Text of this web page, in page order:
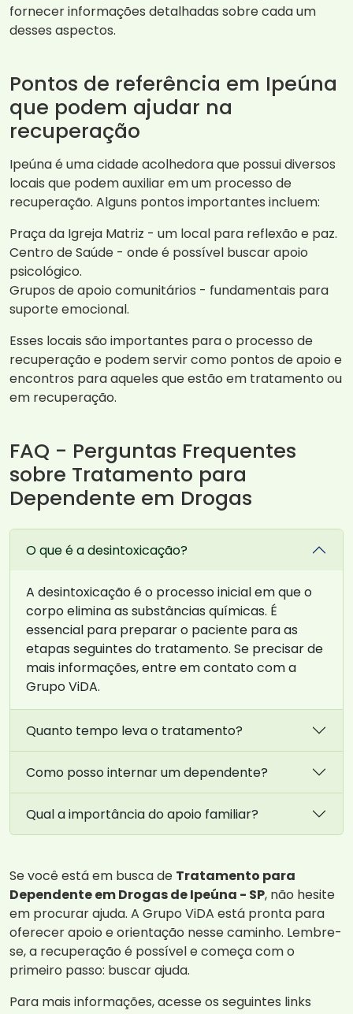
fornecer informações detalhadas sobre cada um
desses aspectos.
Pontos de referência em Ipeúna
que podem ajudar na
recuperação
Ipeúna é uma cidade acolhedora que possui diversos
locais que podem auxiliar em um processo de
recuperação. Alguns pontos importantes incluem:
Praça da Igreja Matriz - um local para reflexão e paz.
Centro de Saúde - onde é possível buscar apoio
psicológico.
Grupos de apoio comunitários - fundamentais para
suporte emocional.
Esses locais são importantes para o processo de
recuperação e podem servir como pontos de apoio e
encontros para aqueles que estão em tratamento ou
em recuperação.
FAQ - Perguntas Frequentes
sobre Tratamento para
Dependente em Drogas
O que é a desintoxicação?
A desintoxicação é o processo inicial em que o
corpo elimina as substâncias químicas. É
essencial para preparar o paciente para as
etapas seguintes do tratamento. Se precisar de
mais informações, entre em contato com a
Grupo ViDA.
Quanto tempo leva o tratamento?
Como posso internar um dependente?
Qual a importância do apoio familiar?
Se você está em busca de Tratamento para
Dependente em Drogas de Ipeúna - SP, não hesite
em procurar ajuda. A Grupo ViDA está pronta para
oferecer apoio e orientação nesse caminho. Lembre-
se, a recuperação é possível e começa com o
primeiro passo: buscar ajuda.
Para mais informações, acesse os seguintes links